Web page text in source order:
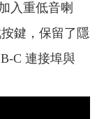
入重低音喇
鍵，保留了隱
C 連接埠與